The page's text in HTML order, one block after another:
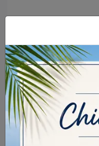
Acconsento
DOMANDA DI
Quante dita ha una